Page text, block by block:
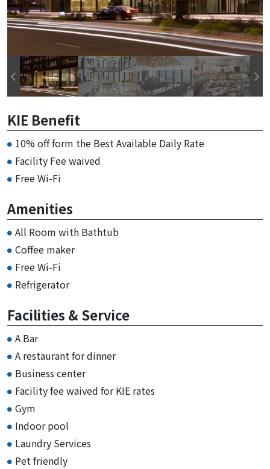
KIE Benefit
10% off form the Best Available Daily Rate
Facility Fee waived
Free Wi-Fi
Amenities
All Room with Bathtub
Coffee maker
Free Wi-Fi
Refrigerator
Facilities & Service
A Bar
A restaurant for dinner
Business center
Facility fee waived for KIE rates
Gym
Indoor pool
Laundry Services
Pet friendly